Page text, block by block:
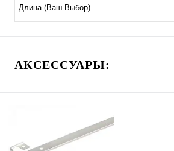
Длина (Ваш Выбор)
АКСЕССУАРЫ: